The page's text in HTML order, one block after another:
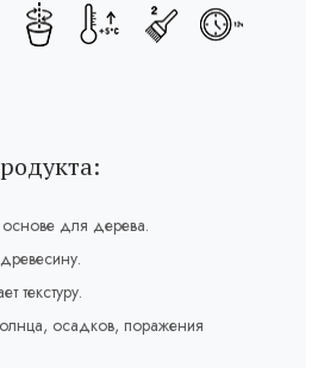
для дерева.
текстуру.
осадков, поражения